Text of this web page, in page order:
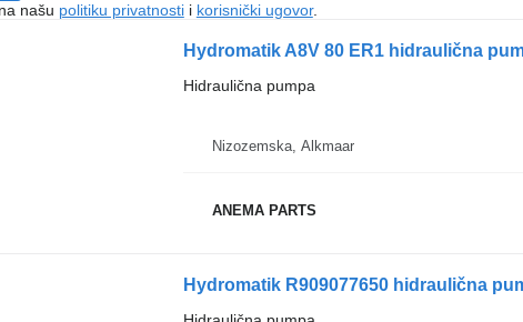
našu politiku privatnostii korisnički ugovor.
Hydromatik A8V 80 ER1 hidraulična
Hidraulična pumpa
Nizozemska, Alkmaar
ANEMA PARTS
Hydromatik R909077650 hidraulična